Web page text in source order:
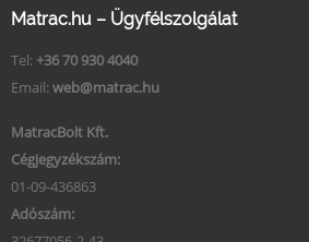
Matrac.hu – Ügyfélszolgálat
Tel: +36 70 930 4040
Email: web@matrac.hu
MatracBolt Kft.
Cégjegyzékszám:
01-09-436863
Adószám: